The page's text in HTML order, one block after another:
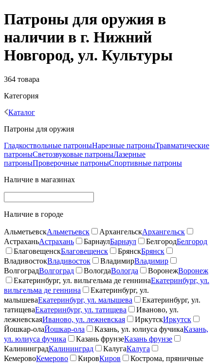
Патроны для оружия в
наличии в г. Нижний
Новгород, ул. Культуры
364 товара
Категория
Каталог
Патроны для оружия
Гладкоствольные патроныНарезные патроныТравматические
патроныСветозвуковые патроныЛазерные
патроныПроверочные патроныСпортивные патроны
Наличие в магазинах
Наличие в городе
АльметьевскАльметьевск АрхангельскАрхангельск
АстраханьАстрахань БарнаулБарнаул БелгородБелгород
БлаговещенскБлаговещенск БрянскБрянск
ВладивостокВладивосток ВладимирВладимир
ВолгоградВолгоград ВологдаВологда ВоронежВоронеж
Екатеринбург, ул. вильгельма де геннинаЕкатеринбург, ул.
вильгельма де геннина
Екатеринбург, ул.
малышеваЕкатеринбург, ул. малышева
Екатеринбург, ул.
татищеваЕкатеринбург, ул. татищева
Иваново, ул.
лежневскаяИваново, ул. лежневская ИркутскИркутск
Йошкар-олаЙошкар-ола Казань, ул. юлиуса фучикаКазань,
ул. юлиуса фучика
Казань фрунзеКазань фрунзе
КалининградКалининград КалугаКалуга
КемеровоКемерово КировКиров
Кострома, пряничные